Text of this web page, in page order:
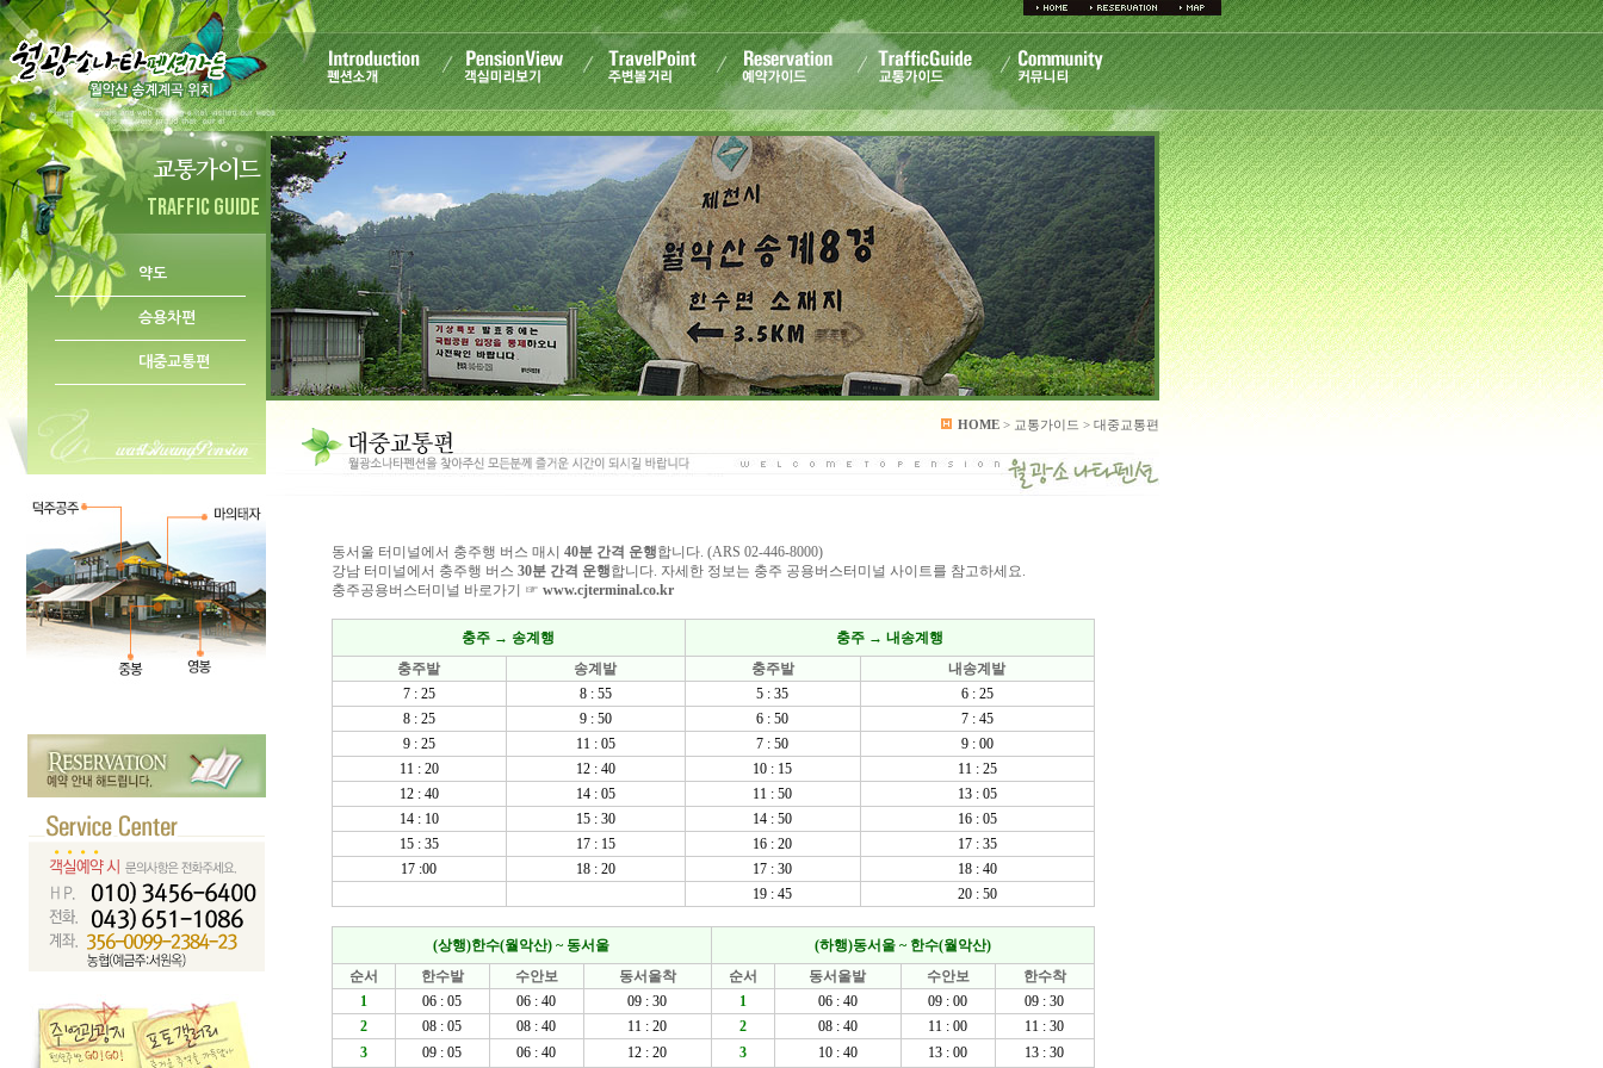
교통가이드
TRAFFIC GUIDE
약도
승용차편
대중교통편
HOME > 교통가이드 > 대중교통편
동서울 터미널에서 충주행 버스 매시 40분 간격 운행합니다. (ARS 02-446-8000)
강남 터미널에서 충주행 버스 30분 간격 운행합니다. 자세한 정보는 충주 공용버스터미널 사이트를 참고하세요.
충주공용버스터미널 바로가기 ☞ www.cjterminal.co.kr
충주 → 송계행
충주 → 내송계행
충주발
송계발 충주발
내송계발
7 : 25
8 : 55 5 : 35
6 : 25
8 : 25
9 : 50 6 : 50
7 : 45
9 : 25
11 : 05 7 : 50
9 : 00
11 : 20
12 : 40 10 : 15
11 : 25
12 : 40
14 : 05 11 : 50
13 : 05
14 : 10
15 : 30 14 : 50
16 : 05
15 : 35
17 : 15 16 : 20
17 : 35
17 :00
18 : 20 17 : 30
18 : 40
19 : 45
20 : 50
(상행)한수(월악산) ~ 동서울
(하행)동서울 ~ 한수(월악산)
순서
한수발 수안보 동서울착 순서 동서울발 수안보
한수착
1
06 : 05 06 : 40 09 : 30 1 06 : 40 09 : 00
09 : 30
2
08 : 05 08 : 40 11 : 20 2 08 : 40 11 : 00
11 : 30
3
09 : 05 06 : 40 12 : 20 3 10 : 40 13 : 00 13 : 30